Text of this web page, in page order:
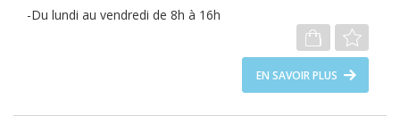
Du lundi au vendredi de 8h à 16h
EN SAVOIR PLUS